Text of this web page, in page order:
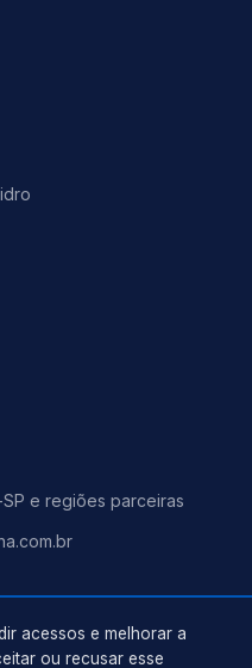
e regiões parceiras
acessos e melhorar a
ou recusar esse